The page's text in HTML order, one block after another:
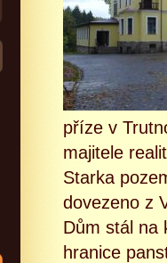
příze v
majitele
Starka
dovezeno z
Dům stál na
hranice